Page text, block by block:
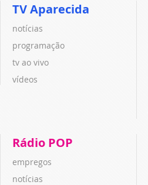
TV Aparecida
notícias
programação
tv ao vivo
vídeos
Rádio POP
empregos
notícias